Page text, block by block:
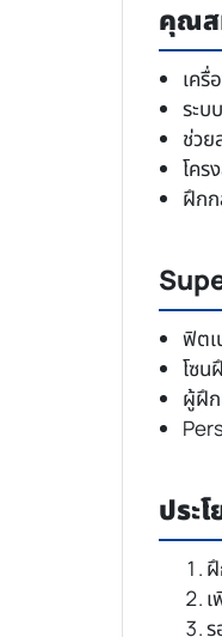
คุณส
เครื่
ระบ
ช่ว
โคร
ฝึก
ฟิตเ
โซน
ผู้ฝึก
ประ
ร